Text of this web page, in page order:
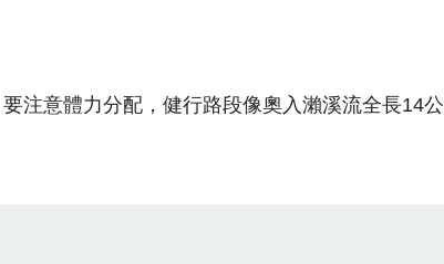
注意體力分配，健行路段像奧入瀨溪流全長14公